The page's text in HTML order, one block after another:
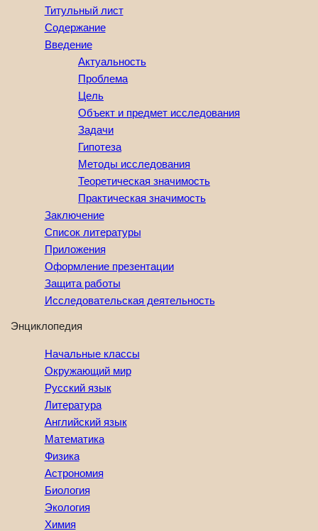
Титульный лист
Содержание
Введение
Актуальность
Проблема
Цель
Объект и предмет исследования
Задачи
Гипотеза
Методы исследования
Теоретическая значимость
Практическая значимость
Заключение
Список литературы
Приложения
Оформление презентации
Защита работы
Исследовательская деятельность
Энциклопедия
Начальные классы
Окружающий мир
Русский язык
Литература
Английский язык
Математика
Физика
Астрономия
Биология
Экология
Химия